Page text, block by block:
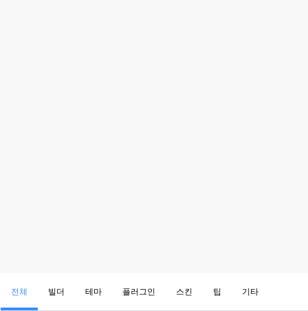
전체 빌더 테마 플러그인 스킨 팁 기타